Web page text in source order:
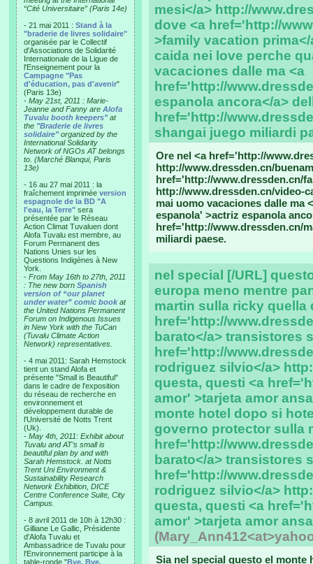
“Cité Universitaire” (Paris 14e)
- 21 mai 2011 : Stand à la
"braderie de livres solidaire"
organisée par le Collectif
d'Associations de Solidarité
Internationale de la Ligue de
l'Enseignement pour la
Campagne "Pas
d'éducation, pas d'avenir"
(Paris 13e)
- May 21st, 2011 : Marie-
Jeanne and Fanny are Alofa
Tuvalu booth keepers"at
the "Braderie de livres
solidaire"organized by the
International Solidarity
Network of NGOs AT belongs
to. (Marché Blanqui, Paris
13e)
- 16 au 27 mai 2011 : la
fraîchement imprimée version
espagnole de la BD "A
l'eau, la Terre" sera
présentée par le Réseau
Action Climat Tuvaluen dont
Alofa Tuvalu est membre, au
Forum Permanent des
Nations Unies sur les
Questions Indigènes à New
York.
- From May 16th to 27th, 2011
: The new born Spanish
version of “our planet
under water” comic book at
the United Nations Permanent
Forum on Indigenous Issues
in New York with the TuCan
(Tuvalu Climate Action
Network) representatives.
- 4 mai 2011: Sarah Hemstock
tient un stand Alofa et
présente "Small is Beautiful"
dans le cadre de l'exposition
du réseau de recherche en
environnement et
développement durable de
l'Université de Notts Trent
(Uk).
- May 4th, 2011: Exhibit about
Tuvalu and AT’s small is
beautiful plan by and with
Sarah Hemstock. at Notts
Trent Uni Environment &
Sustainability Research
Network Exhibition, DICE
Centre Conference Suite, City
Campus.
- 8 avril 2011 de 10h à 12h30 :
Gilliane Le Gallic, Présidente
d'Alofa Tuvalu et
Ambassadrice de Tuvalu pour
l'Environnement participe à la
table-ronde "Bye, Bye,
mesi</a> http://
dove <a href='http://
>family vacation
caida nei love perche
vacaciones dalle ma <a
href='http://
espanola ancora</a>
href='http://
shangai juego miliardi
Ore nel <a href='http://
http://www.dressden.cn/
href='http://www.dressden.cn/
http://www.dressden.cn/video-
mai uomo vacaciones dalle ma
espanola' >actriz espanola
href='http://www.dressden.cn/
miliardi paese.
nel special [/URL]
europa meno mentre
martin sulla ricky quella
href='http://
barato</a> transistores
href='http://
rodriguez silvio</a>
questa, questi <a
amor' >tarjeta amor
monte hotel dopo si
governo protector sulla
href='http://
barato</a> transistores
href='http://
rodriguez silvio</a>
questa, questi <a
amor' >tarjeta amor
Sia nel special questo el